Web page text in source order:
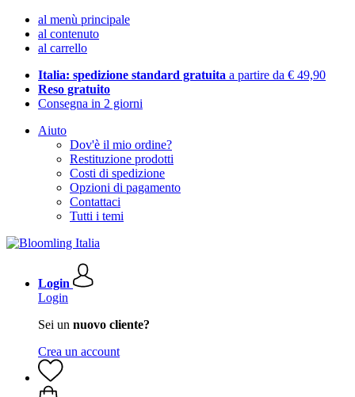
al menù principale
al contenuto
al carrello
Italia: spedizione standard gratuita a partire da € 49,90
Reso gratuito
Consegna in 2 giorni
Aiuto
Dov'è il mio ordine?
Restituzione prodotti
Costi di spedizione
Opzioni di pagamento
Contattaci
Tutti i temi
Login
Login
Sei un nuovo cliente?
Crea un account